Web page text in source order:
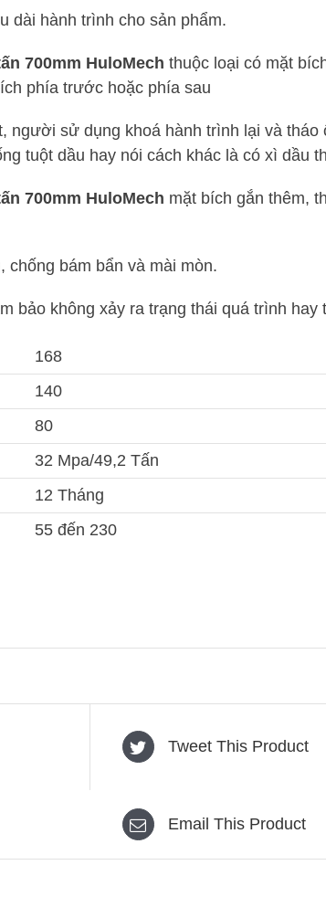
dài hành trình cho sản phẩm.
700mm HuloMech thuộc loại có mặt
phía trước hoặc phía sau
người sử dụng khoá hành trình lại và
tuột dầu hay nói cách khác là có xì dầu
700mm HuloMech mặt bích gắn thêm,
bám bẩn và mài mòn.
bảo không xảy ra trạng thái quá trình hay
168
140
80
32 Mpa/49,2 Tấn
12 Tháng
55 đến 230
Tweet This Product
Email This Product